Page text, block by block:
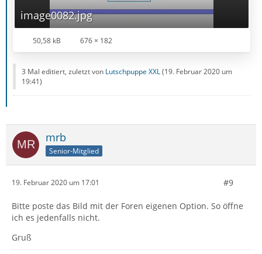
image0082.jpg
50,58 kB 676 × 182
3 Mal editiert, zuletzt von Lutschpuppe XXL(19. Februar 2020 um
19:41)
mrb
Senior-Mitglied
19. Februar 2020 um 17:01 #9
Bitte poste das Bild mit der Foren eigenen Option. So öffne
ich es jedenfalls nicht.
Gruß